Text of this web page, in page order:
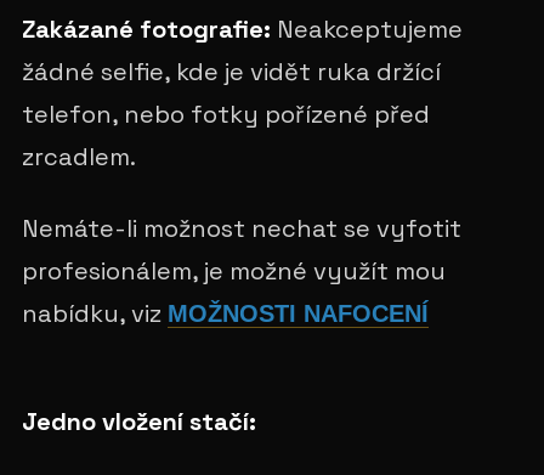
Zakázané fotografie: Neakceptujeme
žádné selfie, kde je vidět ruka držící
telefon, nebo fotky pořízené před
zrcadlem.
Nemáte-li možnost nechat se vyfotit
profesionálem, je možné využít mou
nabídku, viz MOŽNOSTI NAFOCENÍ
Jedno vložení stačí: